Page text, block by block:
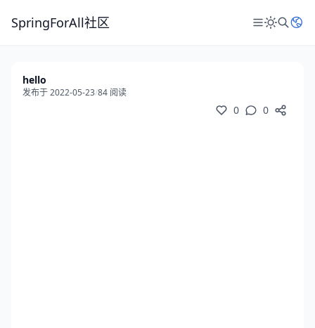
SpringForAll社区
hello
发布于 2022-05-23/84 阅读
0 0